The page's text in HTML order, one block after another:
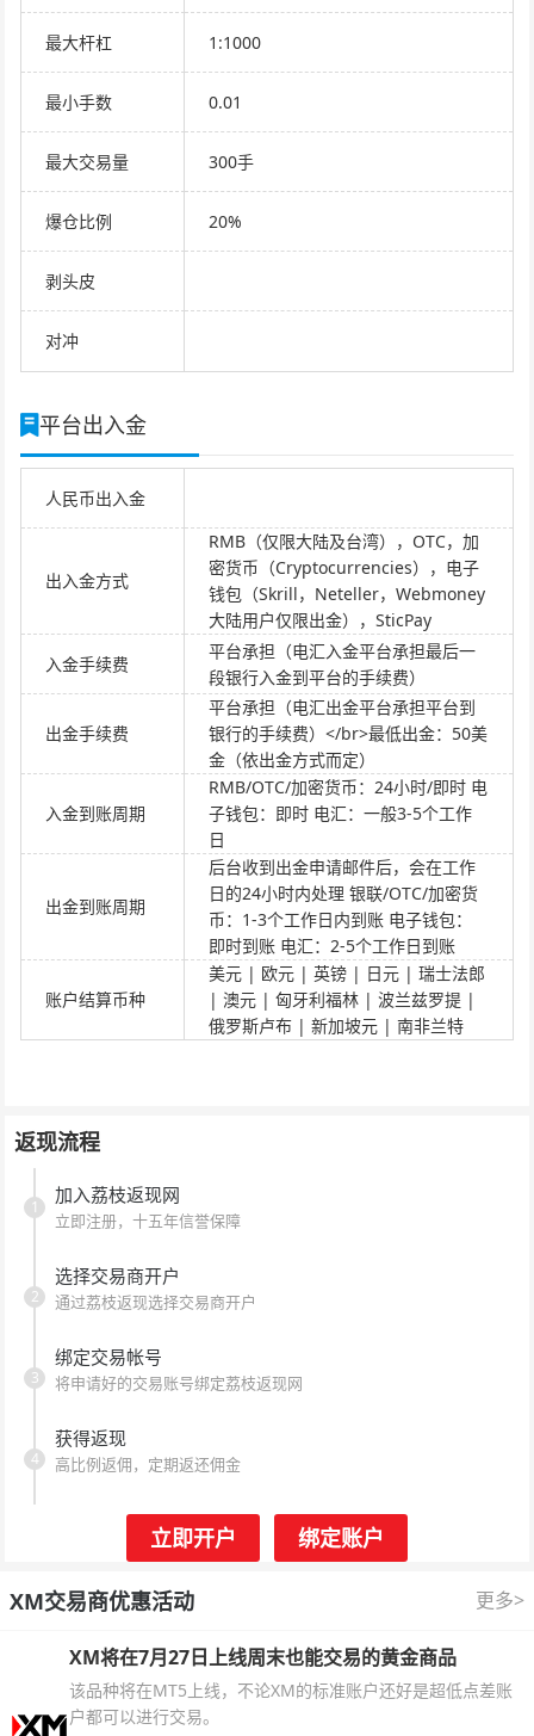
最大杆杠 1:1000
最小手数 0.01
最大交易量 300手
爆仓比例 20%
剥头皮
对冲
平台出入金
人民币出入金
出入金方式
RMB（仅限大陆及台湾），OTC，加
密货币（Cryptocurrencies），电子
钱包（Skrill，Neteller，Webmoney
大陆用户仅限出金），SticPay
入金手续费
平台承担（电汇入金平台承担最后一
段银行入金到平台的手续费）
出金手续费
平台承担（电汇出金平台承担平台到
银行的手续费）</br>最低出金：50美
金（依出金方式而定）
入金到账周期
RMB/OTC/加密货币：24小时/即时 电
子钱包：即时 电汇：一般3-5个工作
日
出金到账周期
后台收到出金申请邮件后，会在工作
日的24小时内处理 银联/OTC/加密货
币：1-3个工作日内到账 电子钱包：
即时到账 电汇：2-5个工作日到账
账户结算币种
美元 | 欧元 | 英镑 | 日元 | 瑞士法郎
| 澳元 | 匈牙利福林 | 波兰兹罗提 |
俄罗斯卢布 | 新加坡元 | 南非兰特
返现流程
加入荔枝返现网
立即注册，十五年信誉保障
1
选择交易商开户
通过荔枝返现选择交易商开户
2
绑定交易帐号
将申请好的交易账号绑定荔枝返现网
3
获得返现
高比例返佣，定期返还佣金
4
立即开户 绑定账户
XM交易商优惠活动 更多>
XM将在7月27日上线周末也能交易的黄金商品
该品种将在MT5上线，不论XM的标准账户还好是超低点差账
户都可以进行交易。